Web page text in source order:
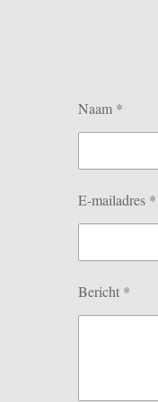
Naam *
E-mailadres *
Bericht *